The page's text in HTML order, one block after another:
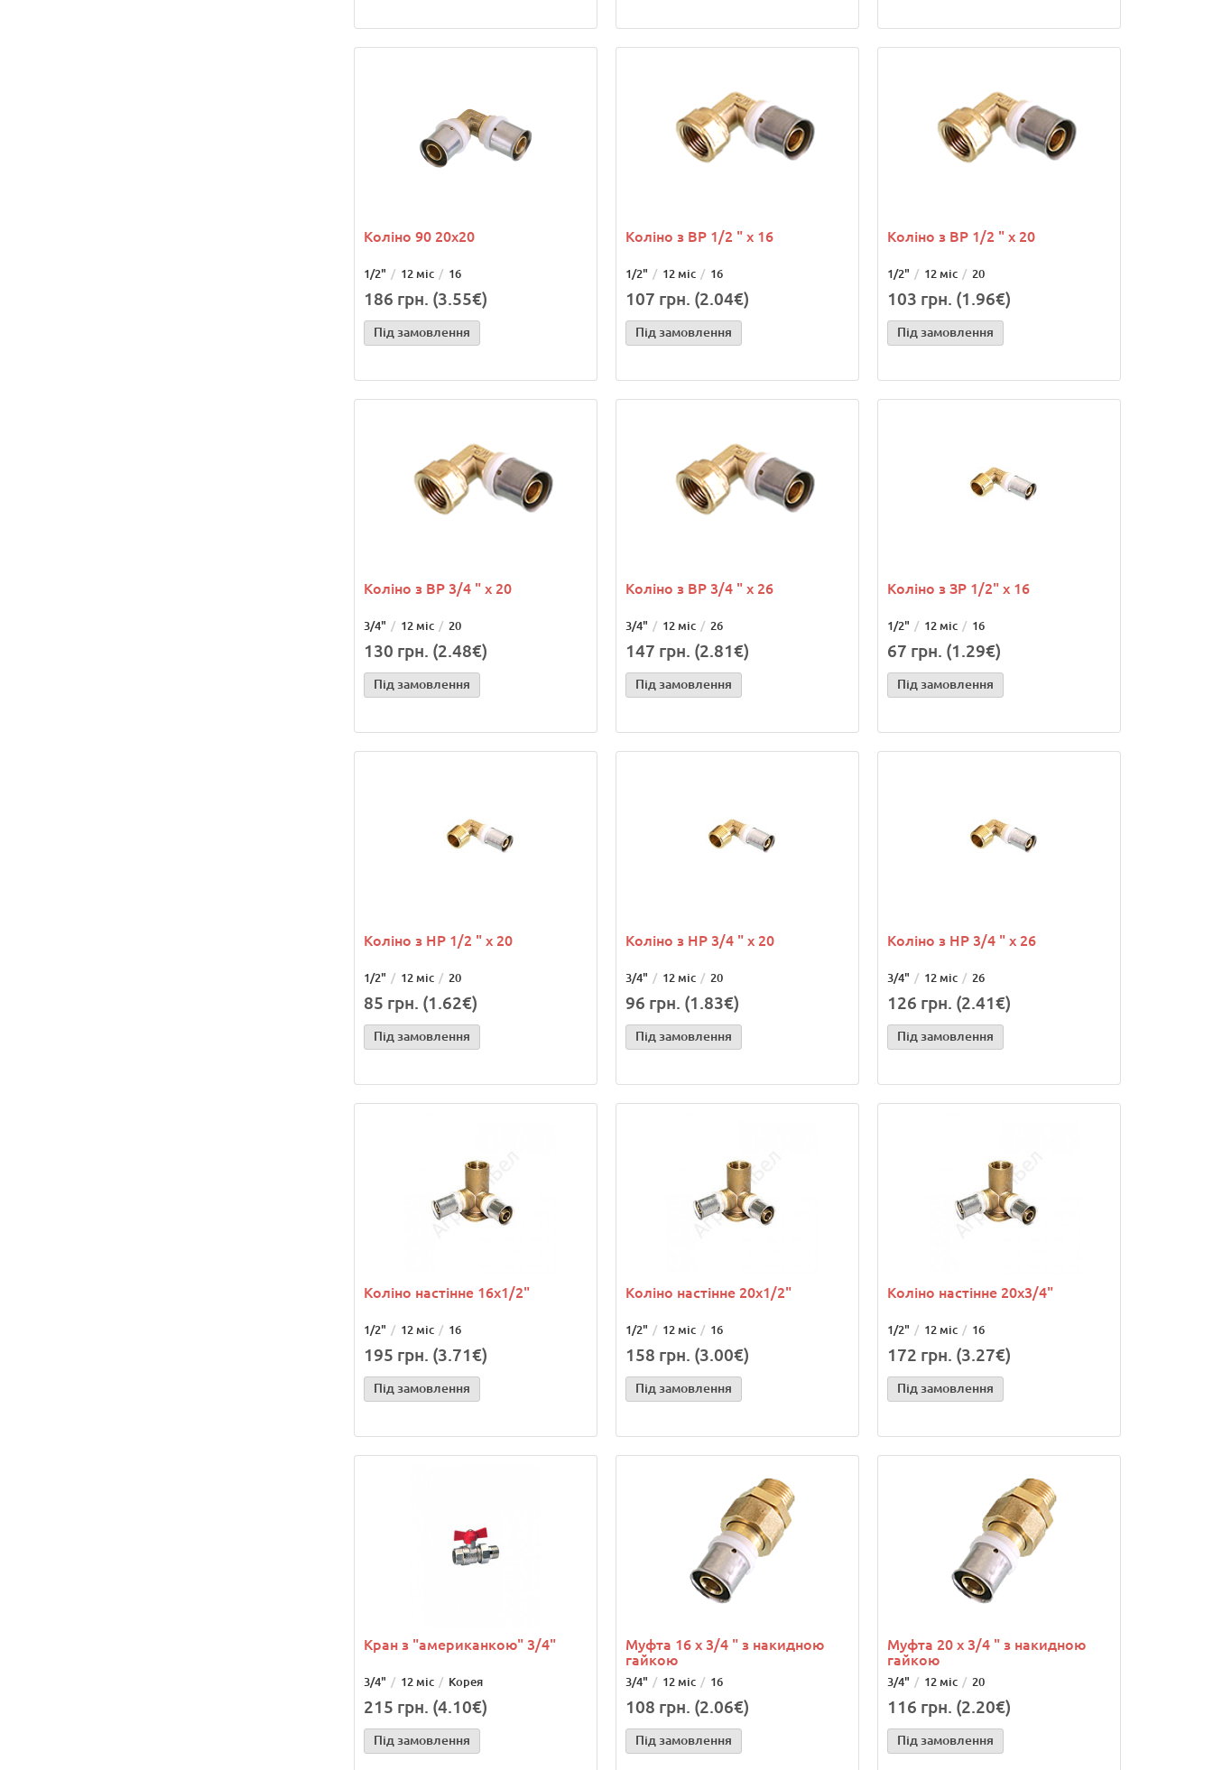
Коліно 90 20х20
1/2" 12 міс 16
186 грн. (3.55€)
Під замовлення
Коліно з ВР 1/2 " х 16
1/2" 12 міс 16
107 грн. (2.04€)
Під замовлення
Коліно з ВР 1/2 " х 20
1/2" 12 міс 20
103 грн. (1.96€)
Під замовлення
Коліно з ВР 3/4 " х 20
3/4" 12 міс 20
130 грн. (2.48€)
Під замовлення
Коліно з ВР 3/4 " х 26
3/4" 12 міс 26
147 грн. (2.81€)
Під замовлення
Коліно з ЗР 1/2" х 16
1/2" 12 міс 16
67 грн. (1.29€)
Під замовлення
Коліно з НР 1/2 " х 20
1/2" 12 міс 20
85 грн. (1.62€)
Під замовлення
Коліно з НР 3/4 " х 20
3/4" 12 міс 20
96 грн. (1.83€)
Під замовлення
Коліно з НР 3/4 " х 26
3/4" 12 міс 26
126 грн. (2.41€)
Під замовлення
Коліно настінне 16х1/2"
1/2" 12 міс 16
195 грн. (3.71€)
Під замовлення
Коліно настінне 20х1/2"
1/2" 12 міс 16
158 грн. (3.00€)
Під замовлення
Коліно настінне 20х3/4"
1/2" 12 міс 16
172 грн. (3.27€)
Під замовлення
Кран з "американкою" 3/4"
3/4" 12 міс Корея
215 грн. (4.10€)
Під замовлення
Муфта 16 х 3/4 " з накидною
гайкою
3/4" 12 міс 16
108 грн. (2.06€)
Під замовлення
Муфта 20 х 3/4 " з накидною
гайкою
3/4" 12 міс 20
116 грн. (2.20€)
Під замовлення